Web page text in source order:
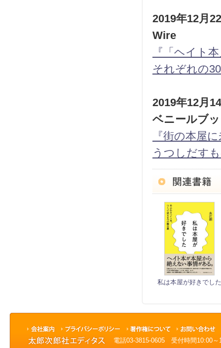
2019年12月
Wire
『「ヘイト
それぞれの
2019年12月
ベニールブ
『街の本屋
うつしだす
私は本屋が好きでした
電話03-3815-0605 受付時間10:00～